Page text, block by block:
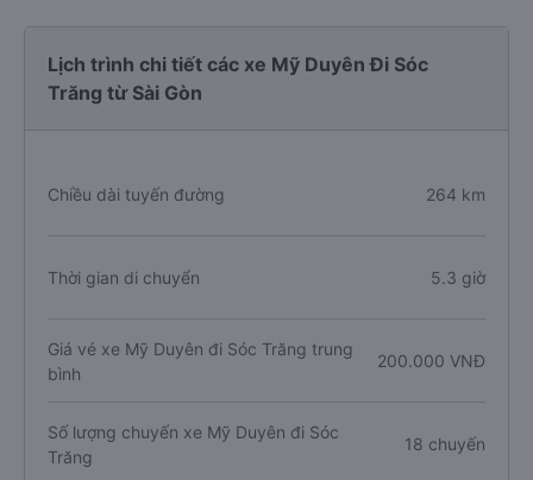
Lịch trình chi tiết các xe Mỹ Duyên Đi Sóc
Trăng từ Sài Gòn
Chiều dài tuyến đường 264 km
Thời gian di chuyển 5.3 giờ
Giá vé xe Mỹ Duyên đi Sóc Trăng trung
bình
200.000 VNĐ
Số lượng chuyến xe Mỹ Duyên đi Sóc
Trăng
18 chuyến